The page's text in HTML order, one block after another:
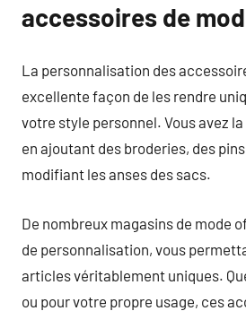
accessoires de
La personnalisation des
excellente façon de les rendre
votre style personnel. Vous avez
en ajoutant des broderies, des
modifiant les anses des sacs.
De nombreux magasins de mode
de personnalisation, vous
articles véritablement uniques.
ou pour votre propre usage, ces